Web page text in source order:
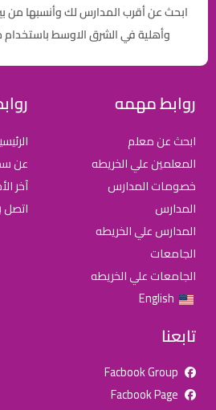
ابحث عن أقرب المدارس لك وأنسبها من
وأهلية في الشرق الاوسط باستخدام
روابط مهمه
ابحث عن معلم
المعلمين علي الخريطه
خصومات المدارس
المدارس
المدارس علي الخريطه
الجامعات
الجامعات علي الخريطه
English
عن
آخر
اتصل
تابعنا
Facbook Group
Facbook Page